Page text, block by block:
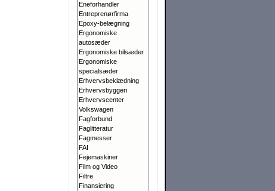
Eneforhandler
Entreprenørfirma
Epoxy-belægning
Ergonomiske
autosæder
Ergonomiske bilsæder
Ergonomiske
specialsæder
Erhvervsbeklædning
Erhvervsbyggeri
Erhvervscenter
Volkswagen
Fagforbund
Faglitteratur
Fagmesser
FAI
Fejemaskiner
Film og Video
Filtre
Finansiering